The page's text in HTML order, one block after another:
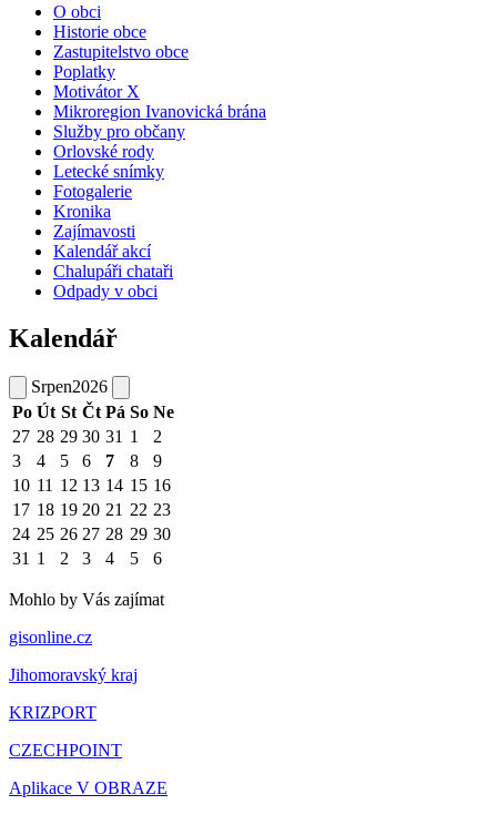
O obci
Historie obce
Zastupitelstvo obce
Poplatky
Motivátor X
Mikroregion Ivanovická brána
Služby pro občany
Orlovské rody
Letecké snímky
Fotogalerie
Kronika
Zajímavosti
Kalendář akcí
Chalupáři chataři
Odpady v obci
Kalendář
Srpen2026
Po Út St Čt Pá So Ne
27 28 29 30 31 1
2
3
4 5 6 7 8
9
10 11 12 13 14 15 16
17 18 19 20 21 22 23
24 25 26 27 28 29 30
31 1 2 3 4 5 6
Mohlo by Vás zajímat
gisonline.cz
Jihomoravský kraj
KRIZPORT
CZECHPOINT
Aplikace V OBRAZE